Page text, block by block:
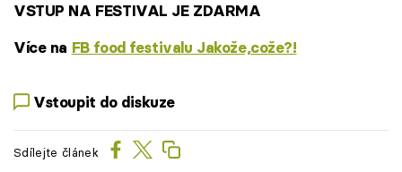
VSTUP NA FESTIVAL JE ZDARMA
Více na FB food festivalu Jakože,cože?!
Vstoupit do diskuze
Sdílejte článek